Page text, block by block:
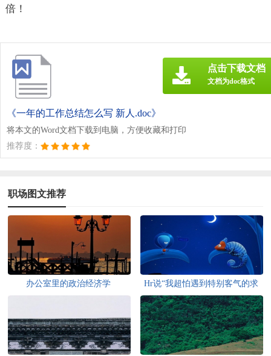
倍！
《一年的工作总结怎么写 新人.doc》
将本文的Word文档下载到电脑，方便收藏和打印
推荐度：
点击下载文档
文档为doc格式
职场图文推荐
办公室里的政治经济学
Hr说“我超怕遇到特别客气的求
职者，很尴尬”